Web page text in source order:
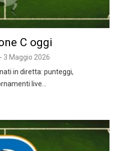
C oggi
- 3 Maggio 2026
in diretta: punteggi,
live…